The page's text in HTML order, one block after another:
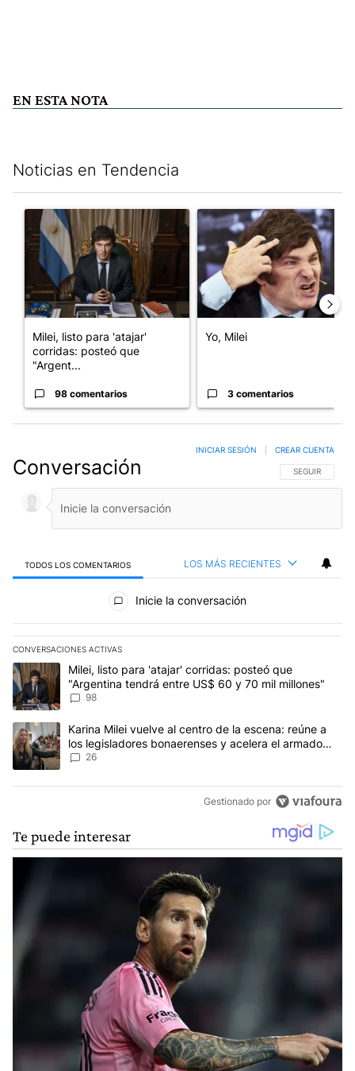
EN ESTA NOTA
Noticias en Tendencia
Un artículo de tendencia con el título "Milei, listo para 'atajar'
Milei, listo para 'atajar'
corridas: posteó que
"Argent...
98 comentarios
Un artículo de tendencia con
Yo, Milei
3 comentarios
Conversación SIGA ESTA
SEGUIR
INICIAR SESIÓN CREAR CUENTA
TODOS LOS COMENTARIOS LOS MÁS RECIENTES
Todos los comentarios
Inicie la conversación
CONVERSACIONES ACTIVAS
Este listado muestra los artículos con más comentarios en los
Un artículo de tendencia con el título "Milei, listo para 'atajar'
Milei, listo para 'atajar' corridas: posteó que
"Argentina tendrá entre US$ 60 y 70 mil millones"
98
Un artículo de tendencia con el título "Karina Milei vuelve al
Karina Milei vuelve al centro de la escena: reúne a
los legisladores bonaerenses y acelera el armado
para 2027
26
Gestionado por